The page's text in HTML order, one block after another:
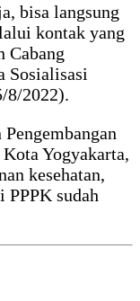
bisa langsung
kontak yang
Cabang
Sosialisasi
8/2022).
Yogyakarta,
kesehatan,
PPPK sudah